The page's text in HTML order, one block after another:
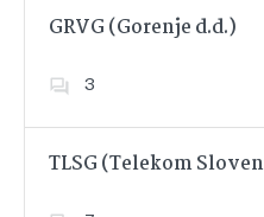
GRVG (Gorenje d.d.)
3
TLSG (Telekom